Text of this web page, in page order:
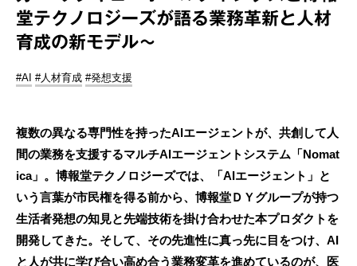
堂テクノロジーズが語る業務革新と人材
育成の新モデル～
#AI #人材育成 #発想支援
複数の異なる専門性を持ったAIエージェントが、共創して人
間の業務を支援するマルチAIエージェントシステム「Nomat
ica」。博報堂テクノロジーズでは、「AIエージェント」と
いう言葉が市民権を得る前から、博報堂ＤＹグループが持つ
生活者発想の知見と先端技術を掛け合わせた本プロダクトを
開発してきた。そして、その先進性に真っ先に目をつけ、AI
と人が共に学び合い高め合う業務変革を進めているのが、医